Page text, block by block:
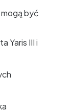
być
Yaris III i